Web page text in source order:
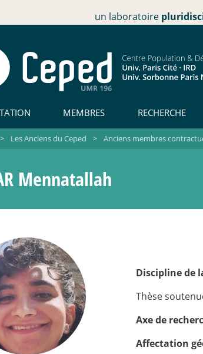
un laboratoire
MEMBRES RECHERCHE
> Les Anciens du Ceped > Anciens membres
Mennatallah
Discipline de
Thèse
Axe de
Affectation